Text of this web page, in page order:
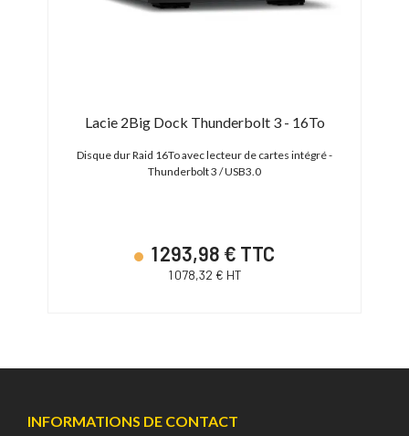
Lacie 2Big Dock Thunderbolt 3 - 16To
Disque dur Raid 16To avec lecteur de cartes intégré -
Thunderbolt 3 / USB3.0
1 293,98 € TTC
1 078,32 € HT
INFORMATIONS DE CONTACT